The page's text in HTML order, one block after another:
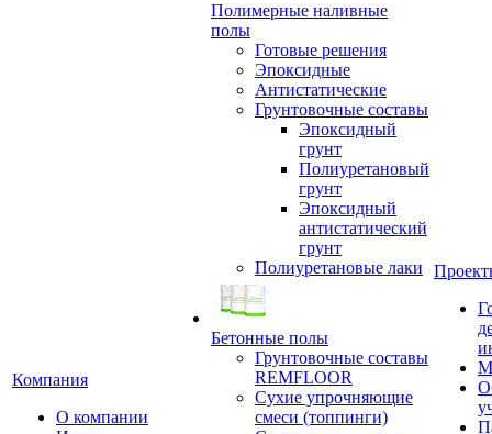
Компания
О компании
Полимерные наливные
полы
Готовые решения
Эпоксидные
Антистатические
Грунтовочные составы
Эпоксидный
грунт
Полиуретановый
грунт
Эпоксидный
антистатический
грунт
Полиуретановые лаки
Бетонные полы
Грунтовочные составы
REMFLOOR
Сухие упрочняющие
смеси (топпинги)